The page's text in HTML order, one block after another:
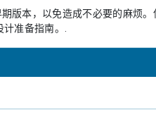
版本，以免造成不必要的麻烦
准备指南。.